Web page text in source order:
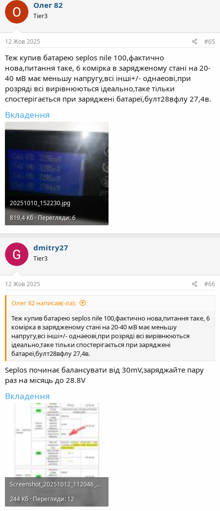
Олег 82
Tier3
12 Жов 2025 #65
Теж купив батарею seplos nile 100,фактично
нова,питання таке, 6 комірка в зарядженому стані на 20-
40 мВ має меньшу напругу,всі інші+/- однаеові,при
розряді всі вирівнюються ідеально,таке тільки
спостерігається при заряджені батареї,булт28вфлу 27,4в.
Вкладення
20251010_152230.jpg
819,4 Кб · Перегляди: 6
dmitry27
Tier3
12 Жов 2025 #66
Олег 82 написав(-ла):
Теж купив батарею seplos nile 100,фактично нова,питання таке, 6
комірка в зарядженому стані на 20-40 мВ має меньшу
напругу,всі інші+/- однаеові,при розряді всі вирівнюються
ідеально,таке тільки спостерігається при заряджені
батареї,булт28вфлу 27,4в.
Seplos починає балансувати від 30mV,заряджайте пару
раз на місяць до 28.8V
Вкладення
Screenshot_20251012_112046_PrinterShare.jpg
244 Кб · Перегляди: 12